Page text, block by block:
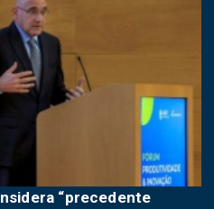
“precedente